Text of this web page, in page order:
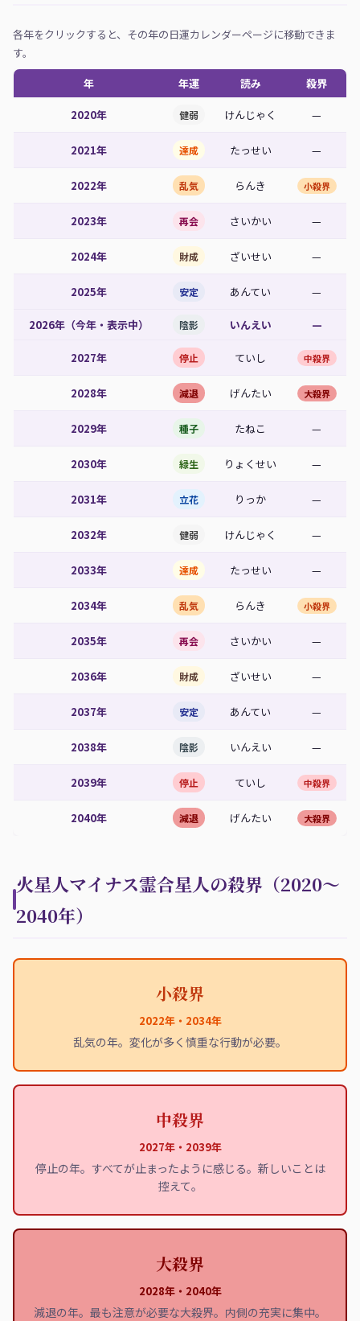
各年をクリックすると、その年の日運カレンダーページに移動できま
す。
年
年運 読み 殺界
2020年 健弱 けんじゃく —
2021年 達成 たっせい —
2022年 乱気 らんき 小殺界
2023年 再会 さいかい —
2024年 財成 ざいせい —
2025年 安定 あんてい —
2026年（今年・表示中） 陰影 いんえい —
2027年 停止 ていし 中殺界
2028年 減退 げんたい 大殺界
2029年 種子 たねこ —
2030年 緑生 りょくせい —
2031年 立花 りっか —
2032年 健弱 けんじゃく —
2033年 達成 たっせい —
2034年 乱気 らんき 小殺界
2035年 再会 さいかい —
2036年 財成 ざいせい —
2037年 安定 あんてい —
2038年 陰影 いんえい —
2039年 停止 ていし 中殺界
2040年 減退 げんたい 大殺界
火星人マイナス霊合星人の殺界（2020〜
2040年）
小殺界
2022年・2034年
乱気の年。変化が多く慎重な行動が必要。
中殺界
2027年・2039年
停止の年。すべてが止まったように感じる。新しいことは
控えて。
大殺界
2028年・2040年
減退の年。最も注意が必要な大殺界。内側の充実に集中。